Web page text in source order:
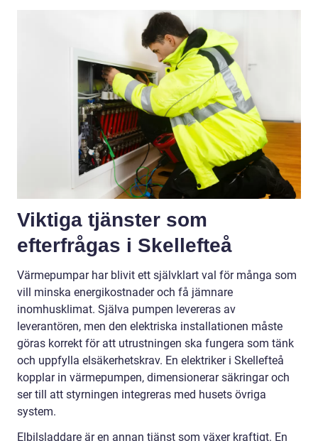
Viktiga tjänster som
efterfrågas i Skellefteå
Värmepumpar har blivit ett självklart val för många som
vill minska energikostnader och få jämnare
inomhusklimat. Själva pumpen levereras av
leverantören, men den elektriska installationen måste
göras korrekt för att utrustningen ska fungera som tänk
och uppfylla elsäkerhetskrav. En elektriker i Skellefteå
kopplar in värmepumpen, dimensionerar säkringar och
ser till att styrningen integreras med husets övriga
system.
Elbilsladdare är en annan tjänst som växer kraftigt. En